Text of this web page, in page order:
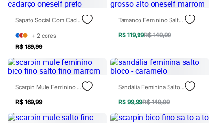
Óculos
Relógios
Calçados
Botas
Chinelos
Sapatos
Sandálias e Papetes
Tênis
Acessórios
Camisetas
Calças
Sapato Social Com Cadarço Oneself Preto
+ 2 cores
R$ 189,99
Tamanco Feminino Salto Grosso Alto Oneself Marrom
R$ 119,99R$ 149,99
Scarpin Mule Feminino Bico Fino Salto Fino Marrom
R$ 169,99
Sandália Feminina Salto Bloco - Caramelo
R$ 99,99R$ 149,99